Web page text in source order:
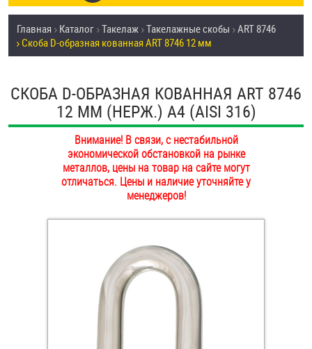
УСЛУГИ
СКИДКИ
ОПТ
ПОКУПАТЕЛЯМ
ОПЛАТА И ДОСТАВКА
НАШИ МАГАЗИНЫ
Товары со скидкой
Анкеры
Антивандальный крепёж, инструмент
Болты и винты
Втулки
Дюймовый крепёж
Заклепки (Гайки-Заклепки)
Главная Каталог Такелаж Такелажные скобы ART 8746
Скоба D-образная кованная ART 8746 12 мм
СКОБА D-ОБРАЗНАЯ КОВАННАЯ ART 8746
12 ММ (НЕРЖ.) A4 (AISI 316)
Внимание! В связи, с нестабильной
экономической обстановкой на рынке
металлов, цены на товар на сайте могут
отличаться. Цены и наличие уточняйте у
менеджеров!